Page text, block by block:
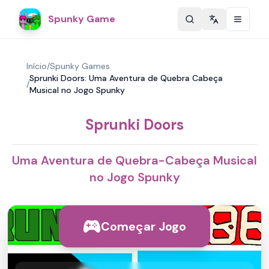
Spunky Game Change
Início/Spunky Games
/
Sprunki Doors: Uma Aventura de Quebra Cabeça
Musical no Jogo Spunky
Sprunki Doors
Uma Aventura de Quebra-Cabeça Musical
no Jogo Spunky
Começar Jogo